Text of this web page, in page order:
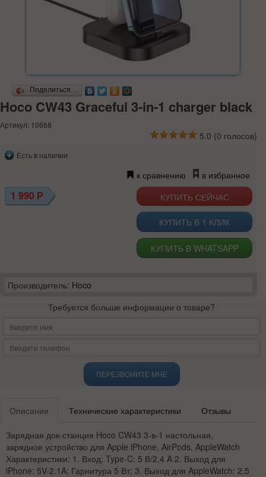
Поделиться…
Hoco CW43 Graceful 3-in-1 charger black
Артикул: 10668
5.0 (0 голосов)
Есть в наличии
к сравнению в избранное
1 990 Р
КУПИТЬ В 1 КЛИК
КУПИТЬ В WHATSAPP
Производитель: Hoco
Требуется больше информации о товаре?
ПЕРЕЗВОНИТЕ МНЕ
Описание Технические характеристики Отзывы
Зарядная док-станция Hoco CW43 3-в-1 настольная,
зарядное устройство для Apple iPhone, AirPods, AppleWatch
Характеристики: 1. Вход: Type-C: 5 В/2,4 A 2. Выход для
iPhone: 5V-2.1A; Гарнитура 5 Вт; 3. Выход для AppleWatch: 2,5